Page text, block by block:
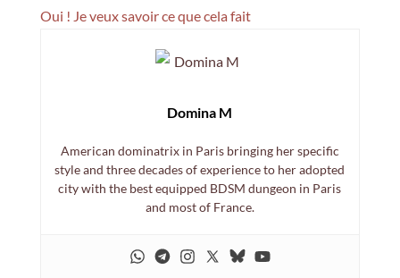
Oui ! Je veux savoir ce que cela fait
Domina M
American dominatrix in Paris bringing her specific
style and three decades of experience to her adopted
city with the best equipped BDSM dungeon in Paris
and most of France.